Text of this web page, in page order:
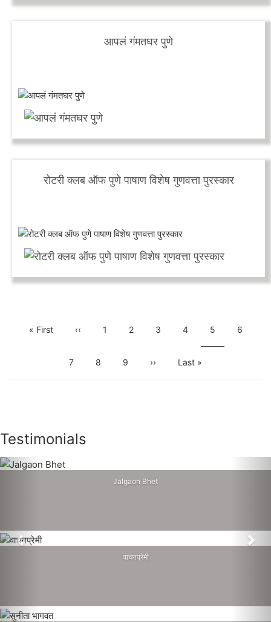
आपलं गंमतघर पुणे
रोटरी क्लब ऑफ पुणे पाषाण विशेष गुणवत्ता पुरस्कार
First
« First
Previous
‹‹ Page
1 Page
2 Page
3 Page
4
Current
5 Page
6
Page
7 Page
8 Page
9
Next
››
Last
Last »
Testimonials
Jalgaon Bhet
वाचनप्रेमी